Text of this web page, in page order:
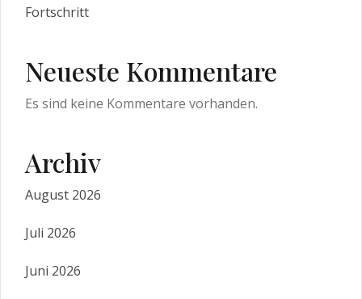
Fortschritt
Neueste Kommentare
Es sind keine Kommentare vorhanden.
Archiv
August 2026
Juli 2026
Juni 2026